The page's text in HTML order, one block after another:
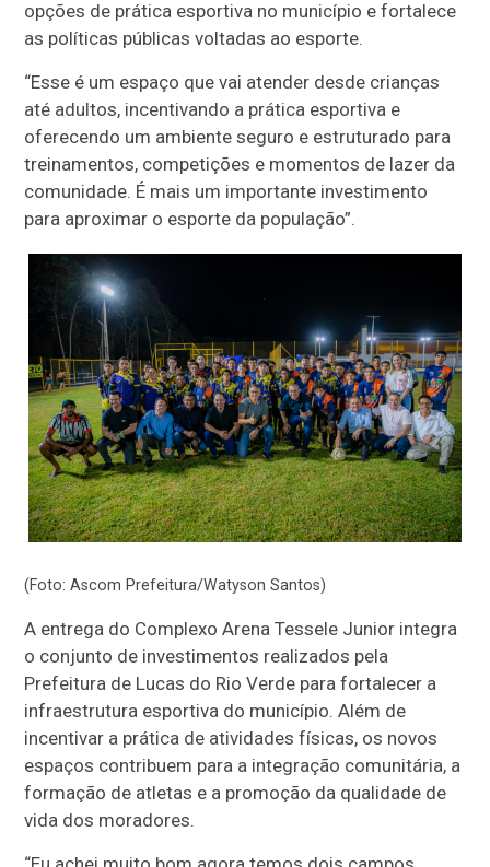
opções de prática esportiva no município e fortalece
as políticas públicas voltadas ao esporte.
“Esse é um espaço que vai atender desde crianças
até adultos, incentivando a prática esportiva e
oferecendo um ambiente seguro e estruturado para
treinamentos, competições e momentos de lazer da
comunidade. É mais um importante investimento
para aproximar o esporte da população”.
(Foto: Ascom Prefeitura/Watyson Santos)
A entrega do Complexo Arena Tessele Junior integra
o conjunto de investimentos realizados pela
Prefeitura de Lucas do Rio Verde para fortalecer a
infraestrutura esportiva do município. Além de
incentivar a prática de atividades físicas, os novos
espaços contribuem para a integração comunitária, a
formação de atletas e a promoção da qualidade de
vida dos moradores.